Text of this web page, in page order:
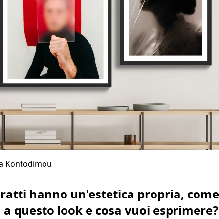
Kontodimou
hanno un'estetica propria,
questo look e cosa vuoi esprimere?